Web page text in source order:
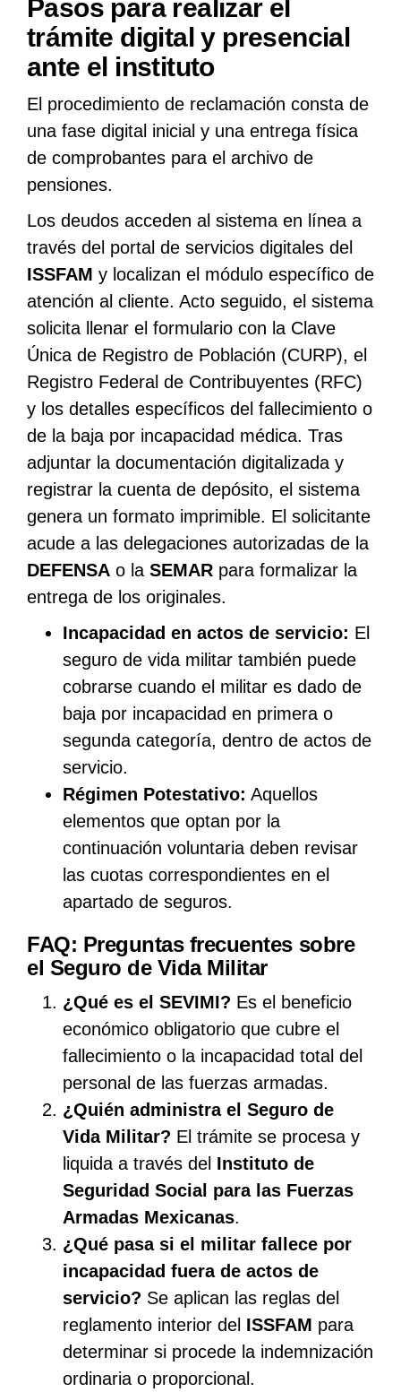
Pasos para realizar el
trámite digital y presencial
ante el instituto
El procedimiento de reclamación consta de
una fase digital inicial y una entrega física
de comprobantes para el archivo de
pensiones.
Los deudos acceden al sistema en línea a
través del portal de servicios digitales del
ISSFAM y localizan el módulo específico de
atención al cliente. Acto seguido, el sistema
solicita llenar el formulario con la Clave
Única de Registro de Población (CURP), el
Registro Federal de Contribuyentes (RFC)
y los detalles específicos del fallecimiento o
de la baja por incapacidad médica. Tras
adjuntar la documentación digitalizada y
registrar la cuenta de depósito, el sistema
genera un formato imprimible. El solicitante
acude a las delegaciones autorizadas de la
DEFENSA o la SEMAR para formalizar la
entrega de los originales.
Incapacidad en actos de servicio: El
seguro de vida militar también puede
cobrarse cuando el militar es dado de
baja por incapacidad en primera o
segunda categoría, dentro de actos de
servicio.
Régimen Potestativo: Aquellos
elementos que optan por la
continuación voluntaria deben revisar
las cuotas correspondientes en el
apartado de seguros.
FAQ: Preguntas frecuentes sobre
el Seguro de Vida Militar
¿Qué es el SEVIMI? Es el beneficio
económico obligatorio que cubre el
fallecimiento o la incapacidad total del
personal de las fuerzas armadas.
¿Quién administra el Seguro de
Vida Militar? El trámite se procesa y
liquida a través del Instituto de
Seguridad Social para las Fuerzas
Armadas Mexicanas.
¿Qué pasa si el militar fallece por
incapacidad fuera de actos de
servicio? Se aplican las reglas del
reglamento interior del ISSFAM para
determinar si procede la indemnización
ordinaria o proporcional.